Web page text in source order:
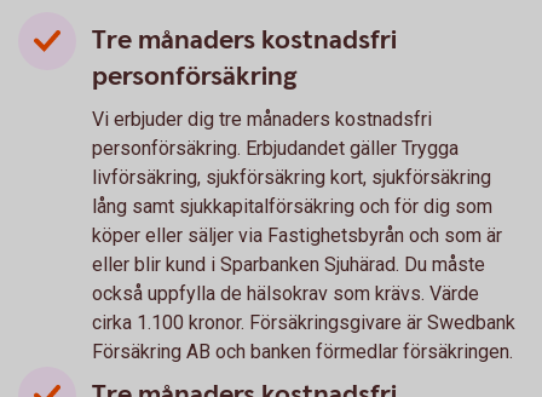
Tre månaders kostnadsfri
personförsäkring
Vi erbjuder dig tre månaders kostnadsfri
personförsäkring. Erbjudandet gäller Trygga
livförsäkring, sjukförsäkring kort, sjukförsäkring
lång samt sjukkapitalförsäkring och för dig som
köper eller säljer via Fastighetsbyrån och som är
eller blir kund i Sparbanken Sjuhärad. Du måste
också uppfylla de hälsokrav som krävs. Värde
cirka 1.100 kronor. Försäkringsgivare är Swedbank
Försäkring AB och banken förmedlar försäkringen.